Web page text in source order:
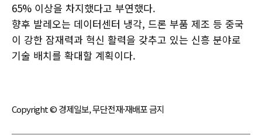
65% 이상을 차지했다고 부연했다.
향후 발레오는 데이터센터 냉각, 드론 부품 제조 등 중국
이 강한 잠재력과 혁신 활력을 갖추고 있는 신흥 분야로
기술 배치를 확대할 계획이다.
Copyright © 경제일보, 무단전재·재배포 금지